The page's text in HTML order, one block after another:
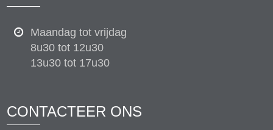
Maandag tot vrijdag
8u30 tot 12u30
13u30 tot 17u30
CONTACTEER ONS